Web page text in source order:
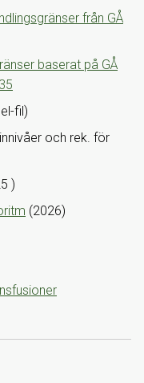
från GÅ
baserat på GÅ
fil)
och rek. för
)
(2026)